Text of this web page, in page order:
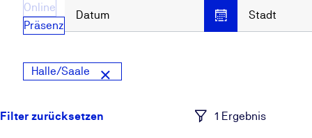
Online
Präsenz
Datum Stadt
Halle/Saale
1 Ergebnis